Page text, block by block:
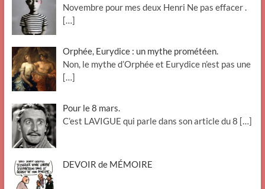
Novembre pour mes deux Henri Ne pas effacer .
[…]
Orphée, Eurydice : un mythe prométéen.
Non, le mythe d’Orphée et Eurydice n’est pas une
[…]
Pour le 8 mars.
C’est LAVIGUE qui parle dans son article du 8 […]
DEVOIR de MÉMOIRE